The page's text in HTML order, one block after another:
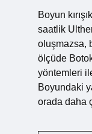
Boyun
saatlik
oluşmazsa,
ölçüde
yöntemleri
Boyundaki
orada daha